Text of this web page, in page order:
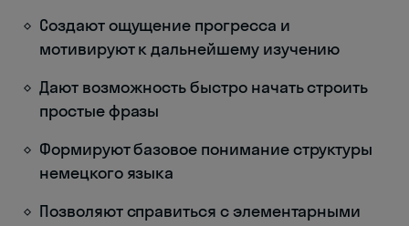
Создают ощущение прогресса и
мотивируют к дальнейшему изучению
Дают возможность быстро начать строить
простые фразы
Формируют базовое понимание структуры
немецкого языка
Позволяют справиться с элементарными